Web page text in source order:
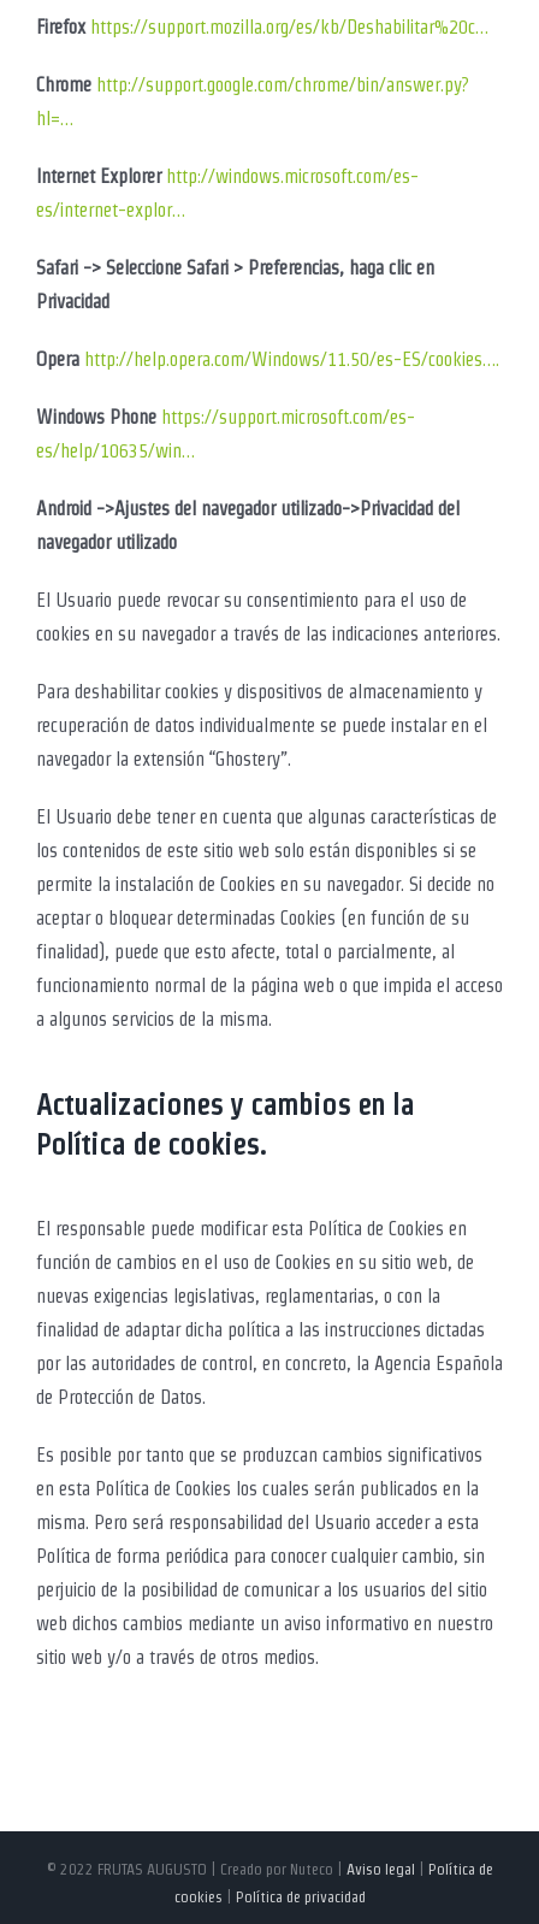
Firefox https://support.mozilla.org/es/kb/Deshabilitar%20c…
Chrome http://support.google.com/chrome/bin/answer.py?
hl=…
Internet Explorer http://windows.microsoft.com/es-
es/internet-explor…
Safari -> Seleccione Safari > Preferencias, haga clic en
Privacidad
Opera http://help.opera.com/Windows/11.50/es-ES/cookies….
Windows Phone https://support.microsoft.com/es-
es/help/10635/win…
Android ->Ajustes del navegador utilizado->Privacidad del
navegador utilizado
El Usuario puede revocar su consentimiento para el uso de
cookies en su navegador a través de las indicaciones anteriores.
Para deshabilitar cookies y dispositivos de almacenamiento y
recuperación de datos individualmente se puede instalar en el
navegador la extensión “Ghostery”.
El Usuario debe tener en cuenta que algunas características de
los contenidos de este sitio web solo están disponibles si se
permite la instalación de Cookies en su navegador. Si decide no
aceptar o bloquear determinadas Cookies (en función de su
finalidad), puede que esto afecte, total o parcialmente, al
funcionamiento normal de la página web o que impida el acceso
a algunos servicios de la misma.
Actualizaciones y cambios en la
Política de cookies.
El responsable puede modificar esta Política de Cookies en
función de cambios en el uso de Cookies en su sitio web, de
nuevas exigencias legislativas, reglamentarias, o con la
finalidad de adaptar dicha política a las instrucciones dictadas
por las autoridades de control, en concreto, la Agencia Española
de Protección de Datos.
Es posible por tanto que se produzcan cambios significativos
en esta Política de Cookies los cuales serán publicados en la
misma. Pero será responsabilidad del Usuario acceder a esta
Política de forma periódica para conocer cualquier cambio, sin
perjuicio de la posibilidad de comunicar a los usuarios del sitio
web dichos cambios mediante un aviso informativo en nuestro
sitio web y/o a través de otros medios.
© 2022 FRUTAS AUGUSTO | Creado por Nuteco | Aviso legal
Política de
cookies
Política de privacidad